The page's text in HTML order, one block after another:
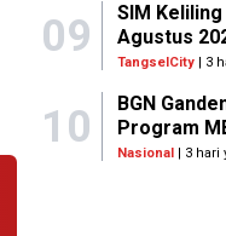
09
SIM
Agustus
TangselCity| 3
10
BGN
Program
Nasional | 3 hari